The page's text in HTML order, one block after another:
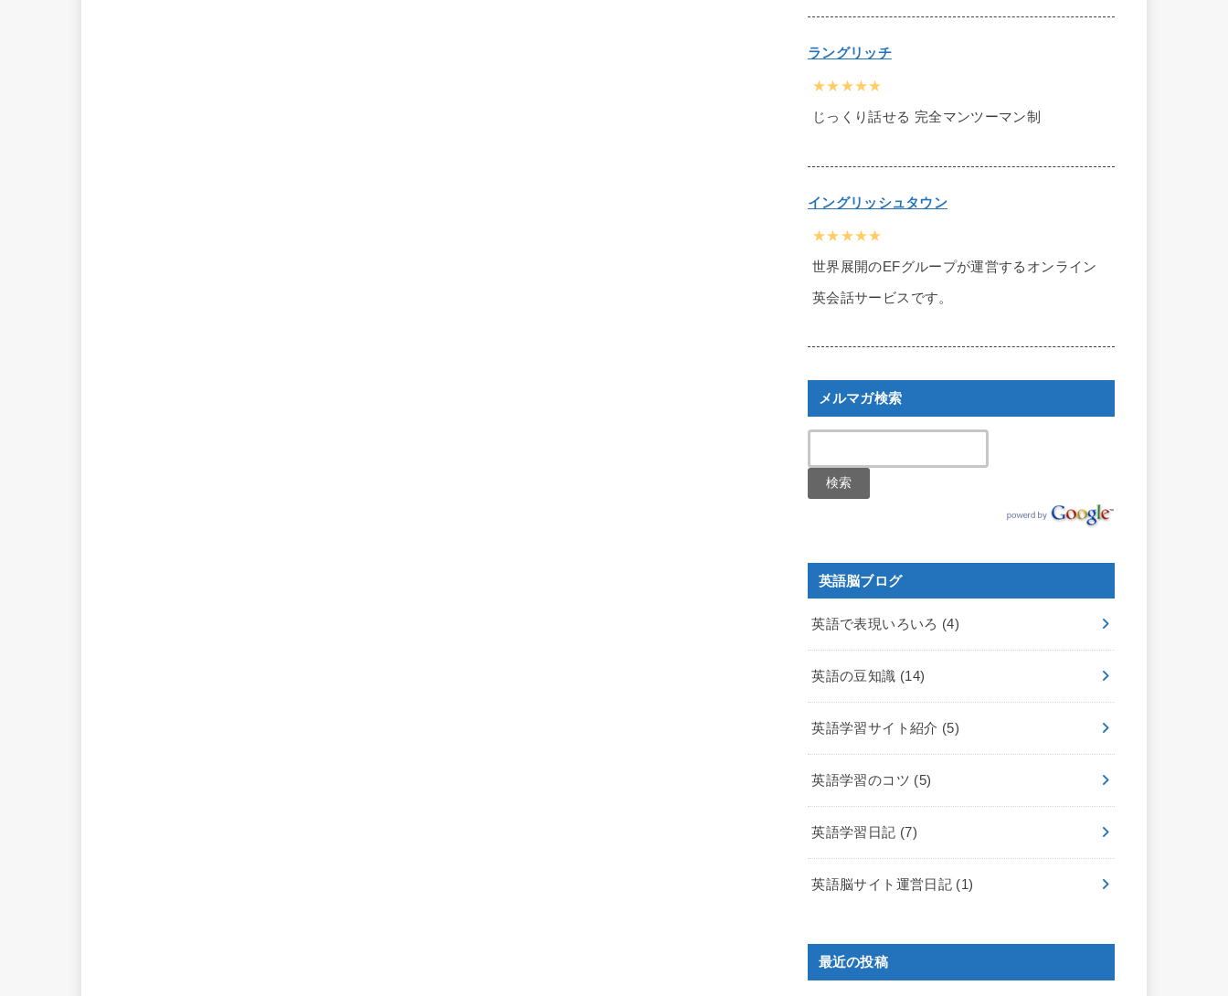
ラングリッチ
★★★★★
じっくり話せる 完全マンツーマン制
イングリッシュタウン
★★★★★
世界展開のEFグループが運営するオンライン
英会話サービスです。
メルマガ検索
英語脳ブログ
英語で表現いろいろ (4)
英語の豆知識 (14)
英語学習サイト紹介 (5)
英語学習のコツ (5)
英語学習日記 (7)
英語脳サイト運営日記 (1)
最近の投稿